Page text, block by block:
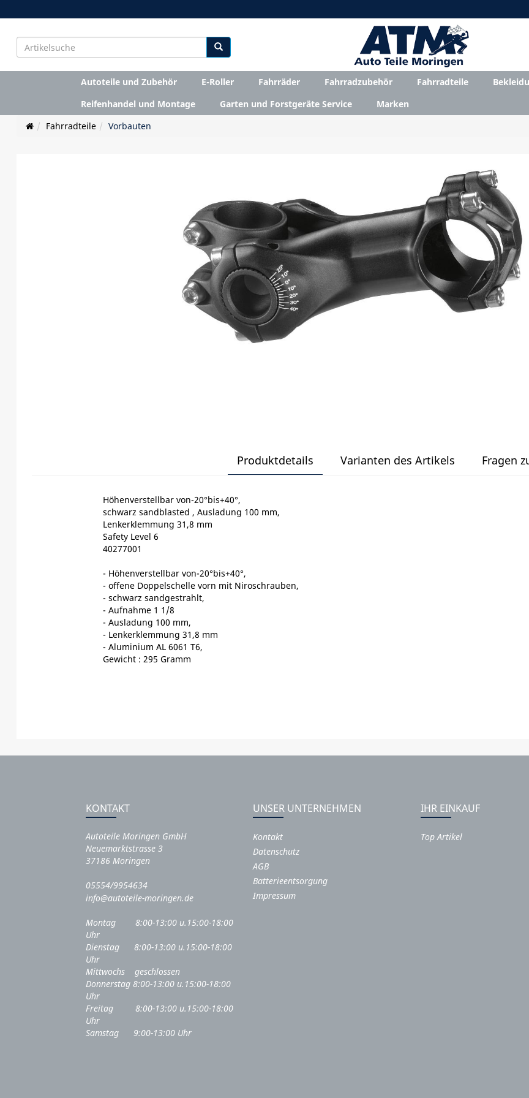
Autoteile und Zubehör E-Roller Fahrräder Fahrradzubehör Fahrradteile
Reifenhandel und Montage
Garten und Forstgeräte Service
Marken
Fahrradteile
Vorbauten
Produktdetails Varianten des Artikels Fragen
Höhenverstellbar von-20°bis+40°,
schwarz sandblasted , Ausladung 100 mm,
Lenkerklemmung 31,8 mm
Safety Level 6
40277001
- Höhenverstellbar von-20°bis+40°,
- offene Doppelschelle vorn mit Niroschrauben,
- schwarz sandgestrahlt,
- Aufnahme 1 1/8
- Ausladung 100 mm,
- Lenkerklemmung 31,8 mm
- Aluminium AL 6061 T6,
Gewicht : 295 Gramm
KONTAKT
Autoteile Moringen GmbH
Neuemarktstrasse 3
37186 Moringen
05554/9954634
info@autoteile-moringen.de
Montag 8:00-13:00 u.15:00-18:00
Uhr
Dienstag 8:00-13:00 u.15:00-18:00
Uhr
Mittwochs geschlossen
Donnerstag 8:00-13:00 u.15:00-18:00
Uhr
Freitag 8:00-13:00 u.15:00-18:00
Uhr
Samstag 9:00-13:00 Uhr
UNSER UNTERNEHMEN
Kontakt
Datenschutz
AGB
Batterieentsorgung
Impressum
IHR EINKAUF
Top Artikel